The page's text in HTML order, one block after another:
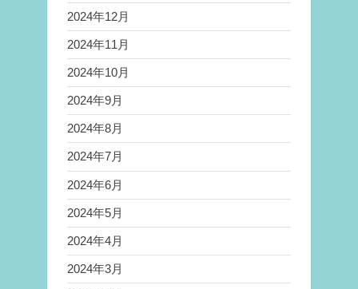
2024年12月
2024年11月
2024年10月
2024年9月
2024年8月
2024年7月
2024年6月
2024年5月
2024年4月
2024年3月